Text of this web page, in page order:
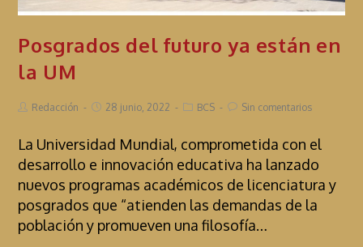
Posgrados del futuro ya están en
la UM
Redacción 28 junio, 2022 BCS Sin comentarios
La Universidad Mundial, comprometida con el
desarrollo e innovación educativa ha lanzado
nuevos programas académicos de licenciatura y
posgrados que “atienden las demandas de la
población y promueven una filosofía…